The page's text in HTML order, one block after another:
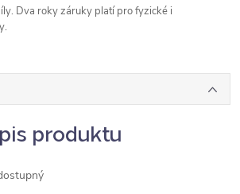
Dva roky záruky platí pro fyzické i
produktu